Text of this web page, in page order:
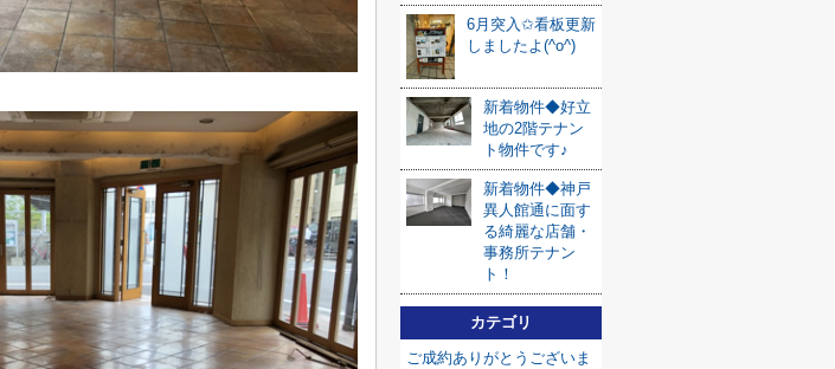
6月突入✩看板更新
しましたよ(^o^)
新着物件◆好立
地の2階テナン
ト物件です♪
新着物件◆神戸
異人館通に面す
る綺麗な店舗・
事務所テナン
ト！
カテゴリ
ご成約ありがとうございま